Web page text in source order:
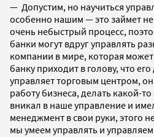
— Допустим, но научиться
особенно нашим — это займет не
очень небыстрый процесс,
банки могут вдруг управлять
компании в мире, которая
банку приходит в голову, что
управляет торговым центром,
работу бизнеса, делать какой-
вникал в наше управление и
менеджмент в свои руки, этого
мы умеем управлять и